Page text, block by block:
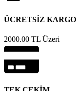
ÜCRETSİZ KARGO
2000.00 TL Üzeri